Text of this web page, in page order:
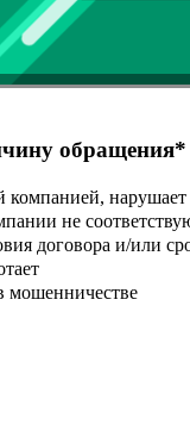
обращения*
компанией, нарушает
не
договора и/или
мошенничестве